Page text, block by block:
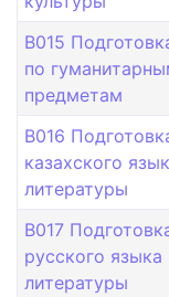
B015
по
предметам
B016
казахского
литературы
B017
русского языка
литературы